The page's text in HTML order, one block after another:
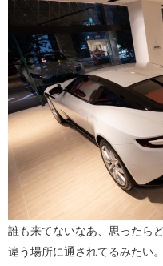
誰も来てないなあ、思ったら
違う場所に通されてるみたい。